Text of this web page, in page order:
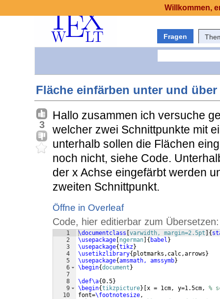
Fragen
Fläche einfärben unter und über
3
Hallo zusammen ich versuche
welcher zwei Schnittpunkte mit
unterhalb sollen die Flächen
noch nicht, siehe Code.
der x Achse eingefärbt werden
zweiten Schnittpunkt.
Öffne in Overleaf
Code, hier editierbar zum Übersetzen:
1
2
3
4
5
6
7
8
9
10
\documentclass varwidth, margin=2.5pt {
\usepackage ngerman { babel }
\usepackage{tikz}
\usetikzlibrary{ plotmarks,calc,arrows }
\usepackage{amsmath, amssymb}
\begin{document }
\def\a{0.5}
\begin{tikzpicture} x = 1cm, y=1.5cm, %
font=\footnotesize,
Willkommen,